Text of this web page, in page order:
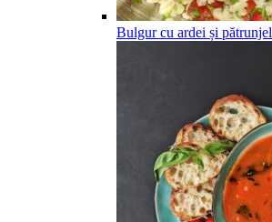
Bulgur cu ardei și pătrunjel